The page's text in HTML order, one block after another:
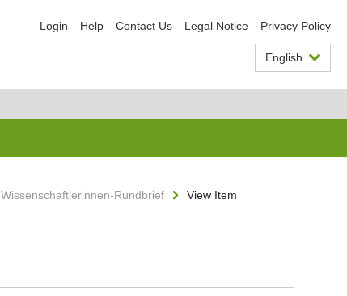
Login Help Contact Us Legal Notice Privacy Policy
English
Wissenschaftlerinnen-Rundbrief View Item